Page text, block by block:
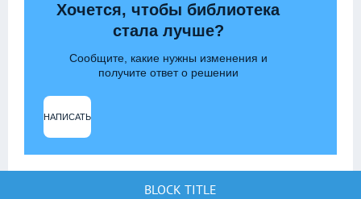
Хочется, чтобы библиотека
стала лучше?
Сообщите, какие нужны изменения и
получите ответ о решении
НАПИСАТЬ
BLOCK TITLE